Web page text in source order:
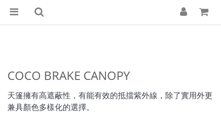
COCO BRAKE CANOPY
天篷擁有高遮蔽性，有能有效的抵擋紫外線，除了實用外更
兼具顏色多樣化的選擇。